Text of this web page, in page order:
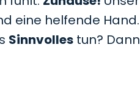
eine helfende Hand.
Sinnvolles tun? Dann